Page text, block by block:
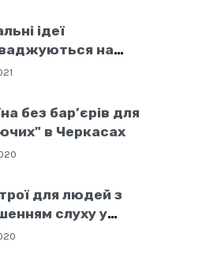
ідеї
на
рівні
без бар’єрів для
в Черкасах
для людей з
слуху у
центрах Дніпра